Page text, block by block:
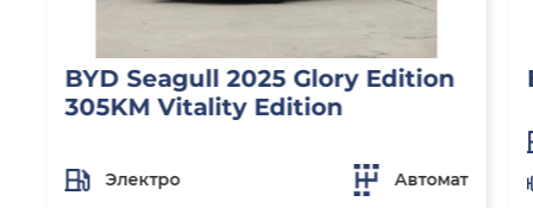
BYD Seagull 2025 Glory Edition
305KM Vitality Edition
Электро
Автомат